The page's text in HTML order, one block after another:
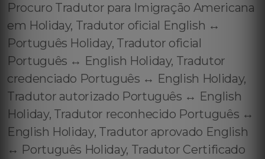
Procuro Tradutor para Imigração Americana
em Holiday, Tradutor oficial English ↔️
Português Holiday, Tradutor oficial
Português ↔️ English Holiday, Tradutor
credenciado Português ↔️ English Holiday,
Tradutor autorizado Português ↔️ English
Holiday, Tradutor reconhecido Português ↔️
English Holiday, Tradutor aprovado English
↔️ Português Holiday, Tradutor Certificado